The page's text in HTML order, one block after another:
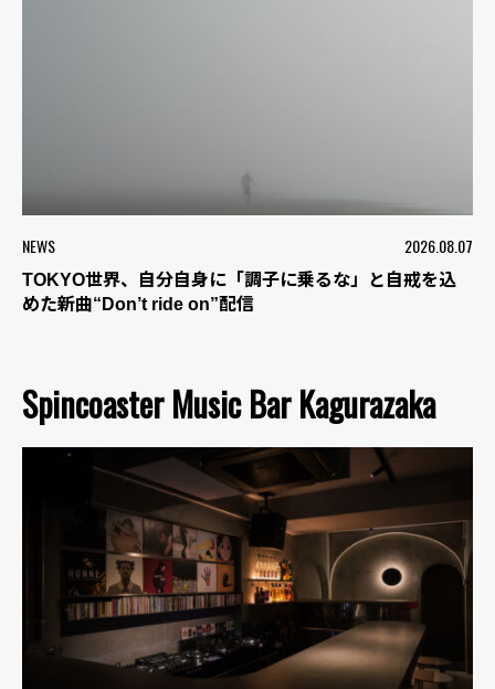
NEWS 2026.08.07
TOKYO世界、自分自身に「調子に乗るな」と自戒を込
めた新曲“Don’t ride on”配信
Spincoaster Music Bar Kagurazaka